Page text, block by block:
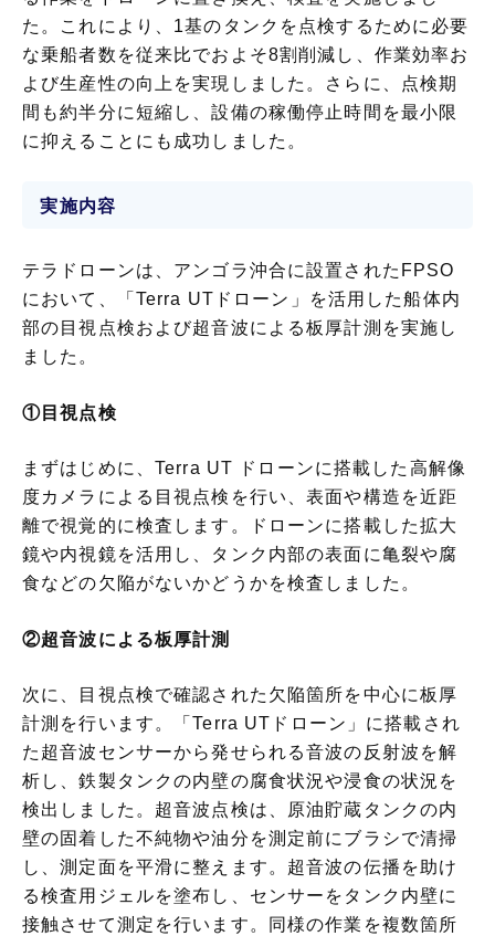
た。これにより、1基のタンクを点検するために必要
な乗船者数を従来比でおよそ8割削減し、作業効率お
よび生産性の向上を実現しました。さらに、点検期
間も約半分に短縮し、設備の稼働停止時間を最小限
に抑えることにも成功しました。
実施内容
テラドローンは、アンゴラ沖合に設置されたFPSO
において、「Terra UTドローン」を活用した船体内
部の目視点検および超音波による板厚計測を実施し
ました。
①目視点検
まずはじめに、Terra UT ドローンに搭載した高解像
度カメラによる目視点検を行い、表面や構造を近距
離で視覚的に検査します。ドローンに搭載した拡大
鏡や内視鏡を活用し、タンク内部の表面に亀裂や腐
食などの欠陥がないかどうかを検査しました。
②超音波による板厚計測
次に、目視点検で確認された欠陥箇所を中心に板厚
計測を行います。「Terra UTドローン」に搭載され
た超音波センサーから発せられる音波の反射波を解
析し、鉄製タンクの内壁の腐食状況や浸食の状況を
検出しました。超音波点検は、原油貯蔵タンクの内
壁の固着した不純物や油分を測定前にブラシで清掃
し、測定面を平滑に整えます。超音波の伝播を助け
る検査用ジェルを塗布し、センサーをタンク内壁に
接触させて測定を行います。同様の作業を複数箇所